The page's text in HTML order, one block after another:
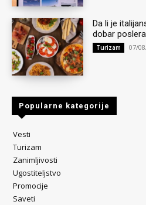
Da li je
dobar
Turizam 07/
Popularne kategorije
Vesti
Turizam
Zanimljivosti
Ugostiteljstvo
Promocije
Saveti